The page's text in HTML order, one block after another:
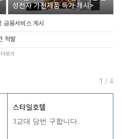
성전자 가전제품 특가 개시>
금융서비스 게시
적발
더보기
1 / 4
스타일호텔
3교대 당번 구합니다.